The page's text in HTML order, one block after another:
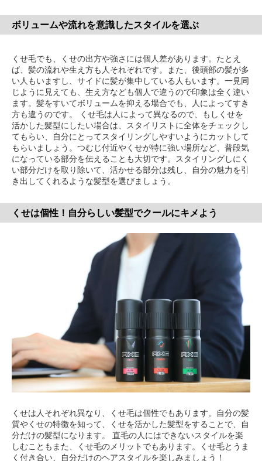
ボリュームや流れを意識したスタイルを選ぶ
くせ毛でも、くせの出方や強さには個人差があります。たとえ
ば、髪の流れや生え方も人それぞれです。また、後頭部の髪が多
い人もいますし、サイドに髪が集中している人もいます。一見同
じように見えても、生え方なども個人で違うので印象は全く違い
ます。髪をすいてボリュームを抑える場合でも、人によってすき
方も違うのです。 くせ毛は人によって異なるので、もしくせを
活かした髪型にしたい場合は、スタイリストに全体をチェックし
てもらい、自分にとってスタイリングしやすいようにカットして
もらいましょう。つむじ付近やくせが特に強い場所など、普段気
になっている部分を伝えることも大切です。スタイリングしにく
い部分だけを取り除いて、活かせる部分は残し、自分の魅力を引
き出してくれるような髪型を選びましょう。
くせは個性！自分らしい髪型でクールにキメよう
くせは人それぞれ異なり、くせ毛は個性でもあります。自分の髪
質やくせの特徴を知って、くせを活かした髪型をすることで、自
分だけの髪型になります。 直毛の人にはできないスタイルを楽
しむこともまた、くせ毛のメリットでもあります。くせ毛とうま
く付き合い、自分だけのヘアスタイルを楽しみましょう！